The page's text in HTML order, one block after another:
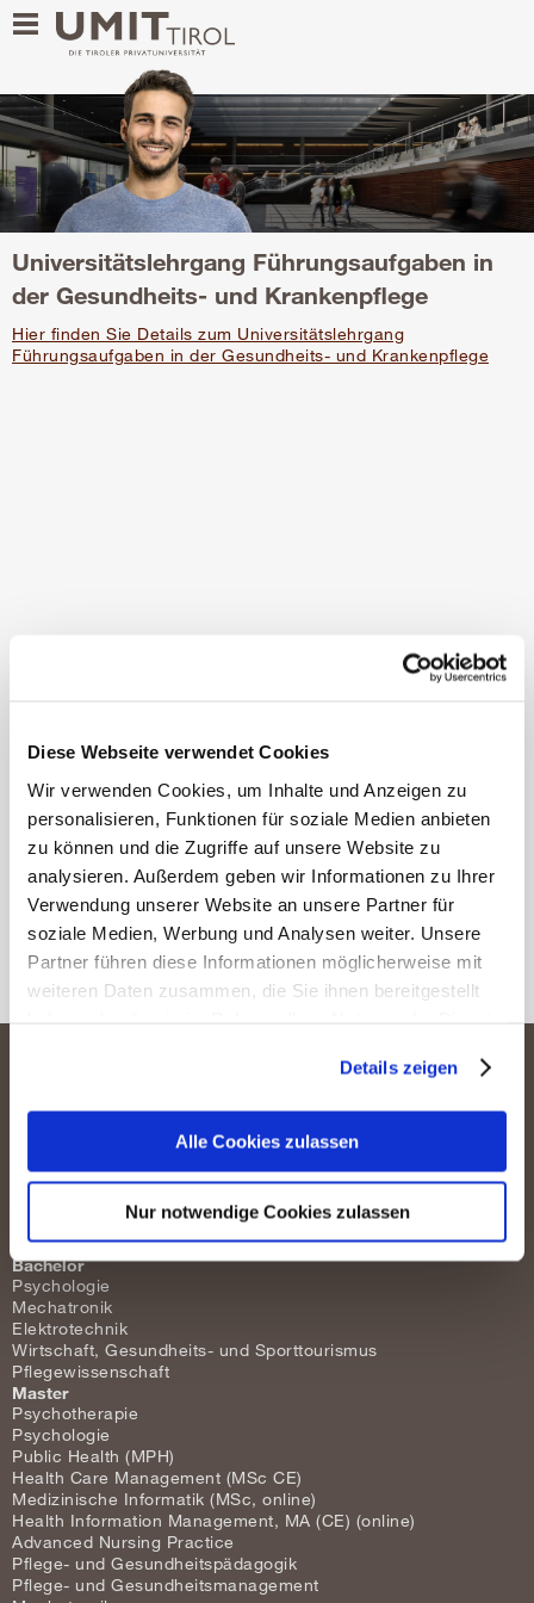
Diese Webseite verwendet Cookies
Wir verwenden Cookies, um Inhalte und Anzeigen zu
personalisieren, Funktionen für soziale Medien anbieten
zu können und die Zugriffe auf unsere Website zu
analysieren. Außerdem geben wir Informationen zu Ihrer
Verwendung unserer Website an unsere Partner für
soziale Medien, Werbung und Analysen weiter. Unsere
Partner führen diese Informationen möglicherweise mit
weiteren Daten zusammen, die Sie ihnen bereitgestellt
Details zeigen
Alle Cookies zulassen
Nur notwendige Cookies zulassen
Universitätslehrgang Führungsaufgaben in
der Gesundheits- und Krankenpflege
Hier finden Sie Details zum Universitätslehrgang
Führungsaufgaben in der Gesundheits- und Krankenpflege
Die Tiroler Privatuniversität
6060 Hall in Tirol
studentservice@umit-tirol.at
t +43 50-8648-3839
Bachelor
Psychologie
Mechatronik
Elektrotechnik
Wirtschaft, Gesundheits- und Sporttourismus
Pflegewissenschaft
Master
Psychotherapie
Psychologie
Public Health (MPH)
Health Care Management (MSc CE)
Medizinische Informatik (MSc, online)
Health Information Management, MA (CE) (online)
Advanced Nursing Practice
Pflege- und Gesundheitspädagogik
Pflege- und Gesundheitsmanagement